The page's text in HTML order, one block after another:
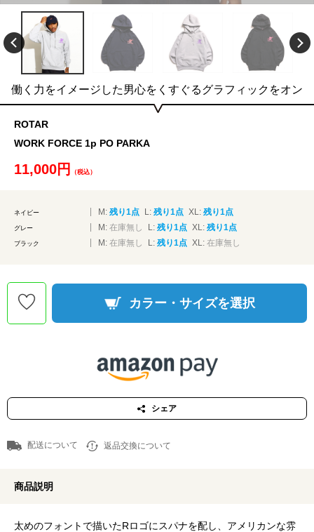
働く力をイメージした男心をくすぐるグラフィックをオン
ROTAR
WORK FORCE 1p PO PARKA
11,000円 （税込）
ネイビー M: 残り1点 L: 残り1点 XL: 残り1点
グレー M: 在庫無し L: 残り1点 XL: 残り1点
ブラック M: 在庫無し L: 残り1点 XL: 在庫無し
カラー・サイズを選択
シェア
配送について 返品交換について
商品説明
太めのフォントで描いたRロゴにスパナを配し、アメリカンな雰